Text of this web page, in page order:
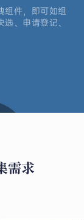
组件，即可如组
、申请登记、
需求